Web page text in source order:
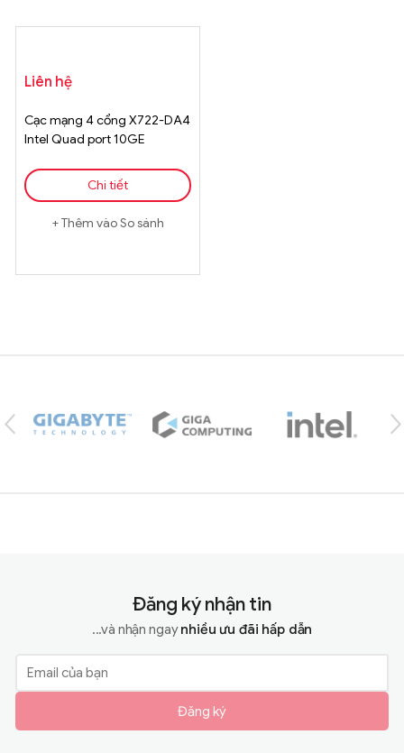
Liên hệ
Cạc mạng 4 cổng X722-DA4
Intel Quad port 10GE
include Module 10GB SR &
Cabling up to 3m
Chi tiết
Thêm vào So sánh
Đăng ký nhận tin
...và nhận ngaynhiều ưu đãi hấp dẫn
Đăng ký